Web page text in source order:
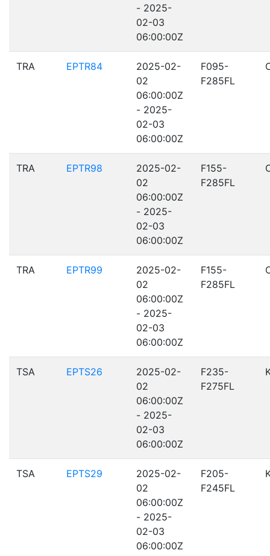
- 2025-
02-03
06:00:00Z
TRA EPTR84
2025-02-
02
06:00:00Z
- 2025-
02-03
06:00:00Z
F095-
F285FL
TRA EPTR98
2025-02-
02
06:00:00Z
- 2025-
02-03
06:00:00Z
F155-
F285FL
TRA EPTR99
2025-02-
02
06:00:00Z
- 2025-
02-03
06:00:00Z
F155-
F285FL
TSA EPTS26
2025-02-
02
06:00:00Z
- 2025-
02-03
06:00:00Z
F235-
F275FL
TSA EPTS29
2025-02-
02
06:00:00Z
- 2025-
02-03
06:00:00Z
F205-
F245FL